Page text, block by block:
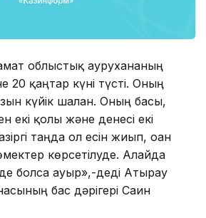
облыстық аурухананың
20 қаңтар күні түсті. Оның
күйік шалған. Оның басы,
екі қолы және денесі екі
таңда ол есін жиып, оған
көрсетілуде. Алайда
болса ауыр»,-деді Атырау
бас дәрігері Саин